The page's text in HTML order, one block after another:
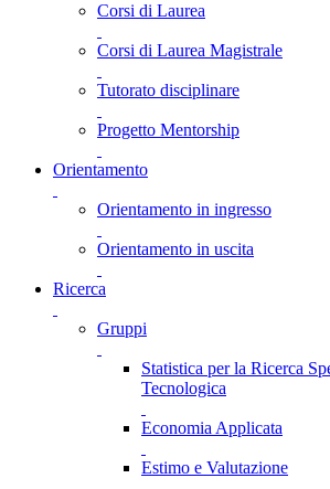
Corsi di Laurea
Corsi di Laurea Magistrale
Tutorato disciplinare
Progetto Mentorship
Orientamento
Orientamento in ingresso
Orientamento in uscita
Ricerca
Gruppi
Statistica per la Ricerca
Tecnologica
Economia Applicata
Estimo e Valutazione